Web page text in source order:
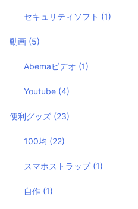
セキュリティソフト (1)
動画 (5)
Abemaビデオ (1)
Youtube (4)
便利グッズ (23)
100均 (22)
スマホストラップ (1)
自作 (1)